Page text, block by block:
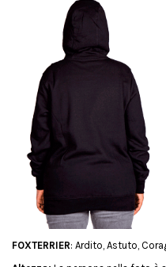
FOXTERRIER: Ardito, Astuto,